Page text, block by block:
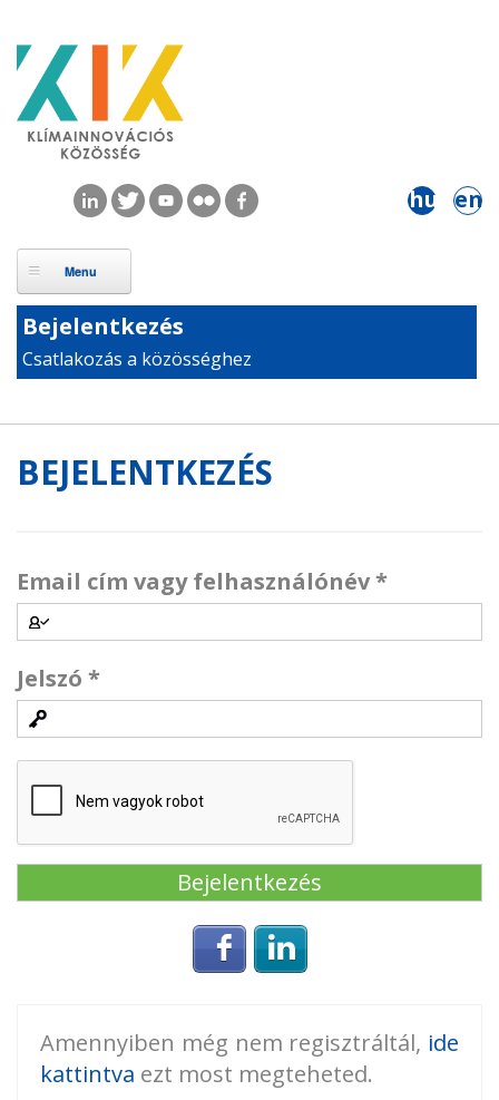
Ugrás a tartalomra
hu en
Bejelentkezés
Csatlakozás a közösséghez
BEJELENTKEZÉS
Email cím vagy felhasználónév*
Jelszó *
Login with Facebook
Amennyiben még nem regisztráltál, ide
kattintva ezt most megteheted.